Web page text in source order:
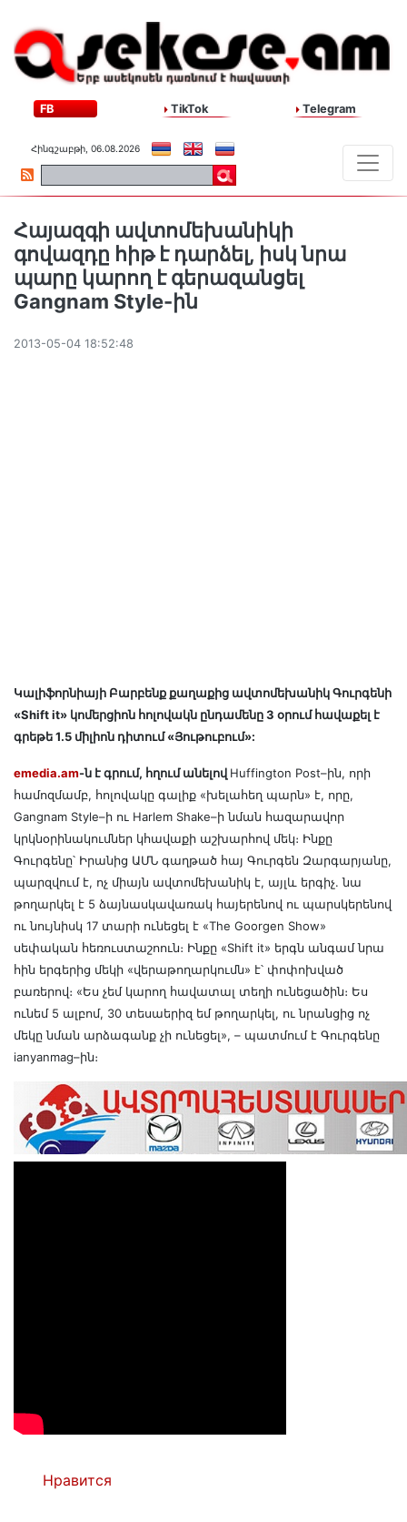
FB TikTok Telegram
Հինգշաբթի, 06.08.2026
Հայազգի ավտոմեխանիկի
գովազդը հիթ է դարձել, իսկ նրա
պարը կարող է գերազանցել
Gangnam Style-ին
2013-05-04 18:52:48
Կալիֆորնիայի Բարբենք քաղաքից ավտոմեխանիկ Գուրգենի
«Shift it» կոմերցիոն հոլովակն ընդամենը 3 օրում հավաքել է
գրեթե 1.5 միլիոն դիտում «Յութուբում»:
emedia.am-ն է գրում, հղում անելով Huffington Post–ին, որի
համոզմամբ, հոլովակը գալիք «խելահեղ պարն» է, որը,
Gangnam Style–ի ու Harlem Shake–ի նման հազարավոր
կրկնօրինակումներ կհավաքի աշխարհով մեկ։ Ինքը
Գուրգենը՝ Իրանից ԱՄՆ գաղթած հայ Գուրգեն Զարգարյանը,
պարզվում է, ոչ միայն ավտոմեխանիկ է, այլև երգիչ. նա
թողարկել է 5 ձայնասկավառակ հայերենով ու պարսկերենով
ու նույնիսկ 17 տարի ունեցել է «The Goorgen Show»
սեփական հեռուստաշոուն։ Ինքը «Shift it» երգն անգամ նրա
հին երգերից մեկի «վերաթողարկումն» է՝ փոփոխված
բառերով։ «Ես չեմ կարող հավատալ տեղի ունեցածին։ Ես
ունեմ 5 ալբոմ, 30 տեսաերիզ եմ թողարկել, ու նրանցից ոչ
մեկը նման արձագանք չի ունեցել», – պատմում է Գուրգենը
ianyanmag–ին։
Нравится